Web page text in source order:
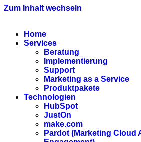
Zum Inhalt wechseln
Home
Services
Beratung
Implementierung
Support
Marketing as a Service
Produktpakete
Technologien
HubSpot
JustOn
make.com
Pardot (Marketing Cloud